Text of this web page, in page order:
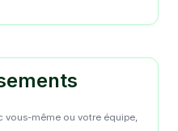
vous-même ou votre équipe,